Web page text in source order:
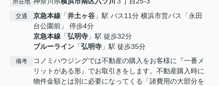
所在地
交通 京急本線 「井土ヶ谷 」駅 バス11分 横浜市営バス「永田
台公園前」 停歩4分
京急本線 「弘明寺 」駅 徒歩32分
ブルーライン 「弘明寺 」駅 徒歩35分
備考
コノミハウジングでは不動産の購入をお客様に『一番メ
リットがある形』でお取引きをします。不動産購入時に
物件金額とは別に必要になってくる「諸費用の大部分を